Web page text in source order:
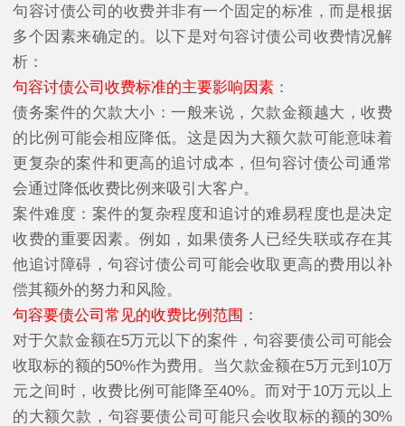
句容讨债公司的收费并非有一个固定的标准，而是根据
多个因素来确定的。以下是对句容讨债公司收费情况解
析：
句容讨债公司收费标准的主要影响因素 ：
债务案件的欠款大小：一般来说，欠款金额越大，收费
的比例可能会相应降低。这是因为大额欠款可能意味着
更复杂的案件和更高的追讨成本，但句容讨债公司通常
会通过降低收费比例来吸引大客户。
案件难度：案件的复杂程度和追讨的难易程度也是决定
收费的重要因素。例如，如果债务人已经失联或存在其
他追讨障碍，句容讨债公司可能会收取更高的费用以补
偿其额外的努力和风险。
句容要债公司常见的收费比例范围 ：
对于欠款金额在5万元以下的案件，句容要债公司可能会
收取标的额的50%作为费用。当欠款金额在5万元到10万
元之间时，收费比例可能降至40%。而对于10万元以上
的大额欠款，句容要债公司可能只会收取标的额的30%